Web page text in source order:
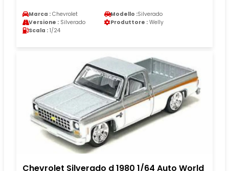
Marca : Chevrolet Modello :Silverado
Versione : Silverado Produttore : Welly
Scala : 1/24
Chevrolet Silverado d 1980 1/64 Auto World